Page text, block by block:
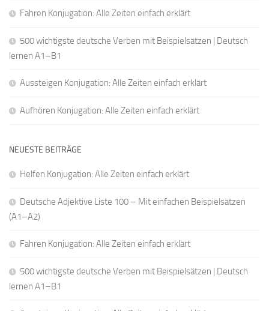
Fahren Konjugation: Alle Zeiten einfach erklärt
500 wichtigste deutsche Verben mit Beispielsätzen | Deutsch
lernen A1–B1
Aussteigen Konjugation: Alle Zeiten einfach erklärt
Aufhören Konjugation: Alle Zeiten einfach erklärt
NEUESTE BEITRÄGE
Helfen Konjugation: Alle Zeiten einfach erklärt
Deutsche Adjektive Liste 100 – Mit einfachen Beispielsätzen
(A1–A2)
Fahren Konjugation: Alle Zeiten einfach erklärt
500 wichtigste deutsche Verben mit Beispielsätzen | Deutsch
lernen A1–B1